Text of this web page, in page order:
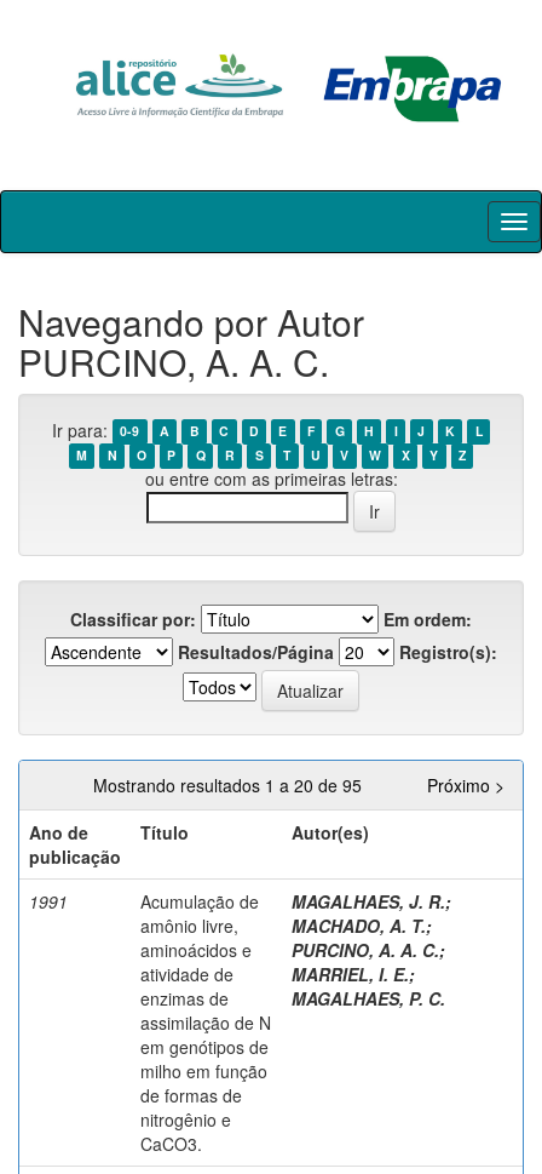
Skip
Navegando por Autor
PURCINO, A. A. C.
Ir para: 0-9 A B C D E F G H I J K
L
M
N O P Q R S T U V W X Y Z
ou entre com as primeiras letras:
Classificar por:
Em ordem:
Resultados/Página
Registro(s):
Mostrando resultados 1 a 20 de 95
Próximo >
Ano de
publicação
Título Autor(es)
1991
Acumulação de
amônio livre,
aminoácidos e
atividade de
enzimas de
assimilação de N
em genótipos de
milho em função
de formas de
nitrogênio e
CaCO3.
MAGALHAES, J. R.;
MACHADO, A. T.;
PURCINO, A. A. C.;
MARRIEL, I. E.;
MAGALHAES, P. C.